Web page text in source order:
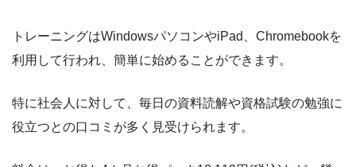
トレーニングはWindowsパソコンやiPad、Chromebookを
利用して行われ、簡単に始めることができます。
特に社会人に対して、毎日の資料読解や資格試験の勉強に
役立つとの口コミが多く見受けられます。